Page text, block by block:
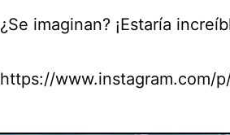
¿Se imaginan? ¡Estaría
https://www.instagram.com/